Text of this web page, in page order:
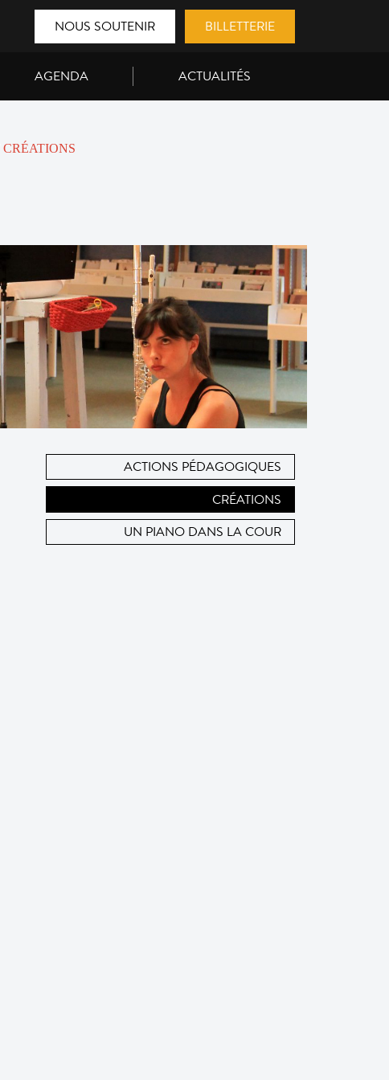
NOUS SOUTENIR BILLETTERIE
AGENDA ACTUALITÉS
CRÉATIONS
ACTIONS PÉDAGOGIQUES
CRÉATIONS
UN PIANO DANS LA COUR